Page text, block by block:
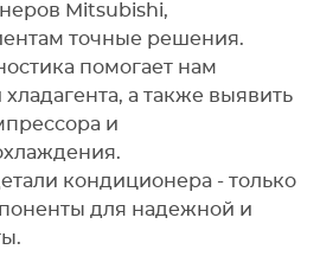
Mitsubishi,
точные решения.
помогает нам
а также выявить
и
кондиционера - только
для надежной и